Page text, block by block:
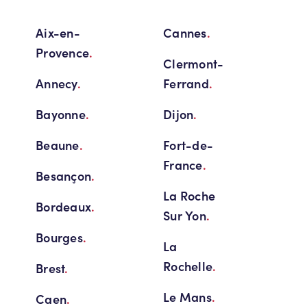
Aix-en-
Provence.
Annecy.
Bayonne.
Beaune.
Besançon.
Bordeaux.
Bourges.
Brest.
Caen.
Cannes.
Clermont-
Ferrand.
Dijon.
Fort-de-
France.
La Roche
Sur Yon.
La
Rochelle.
Le Mans.